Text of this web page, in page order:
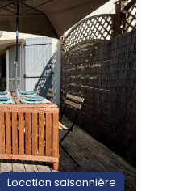
Location saisonnière